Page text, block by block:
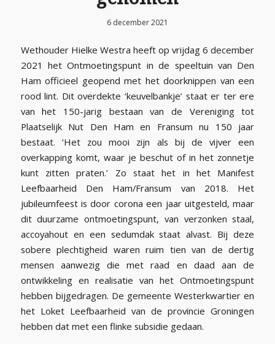
6 december 2021
Wethouder Hielke Westra heeft op vrijdag 6 december
2021 het Ontmoetingspunt in de speeltuin van Den
Ham officieel geopend met het doorknippen van een
rood lint. Dit overdekte ‘keuvelbankje’ staat er ter ere
van het 150-jarig bestaan van de Vereniging tot
Plaatselijk Nut Den Ham en Fransum nu 150 jaar
bestaat. ‘Het zou mooi zijn als bij de vijver een
overkapping komt, waar je beschut of in het zonnetje
kunt zitten praten.’ Zo staat het in het Manifest
Leefbaarheid Den Ham/Fransum van 2018. Het
jubileumfeest is door corona een jaar uitgesteld, maar
dit duurzame ontmoetingspunt, van verzonken staal,
accoyahout en een sedumdak staat alvast. Bij deze
sobere plechtigheid waren ruim tien van de dertig
mensen aanwezig die met raad en daad aan de
ontwikkeling en realisatie van het Ontmoetingspunt
hebben bijgedragen. De gemeente Westerkwartier en
het Loket Leefbaarheid van de provincie Groningen
hebben dat met een flinke subsidie gedaan.